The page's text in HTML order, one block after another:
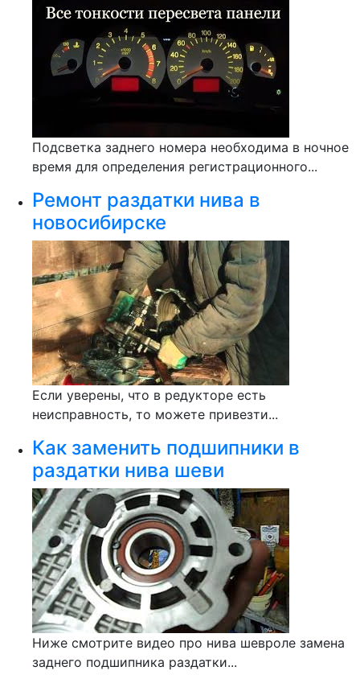
Подсветка заднего номера необходима в ночное
время для определения регистрационного...
Ремонт раздатки нива в
новосибирске
Если уверены, что в редукторе есть
неисправность, то можете привезти...
Как заменить подшипники в
раздатки нива шеви
Ниже смотрите видео про нива шевроле замена
заднего подшипника раздатки...